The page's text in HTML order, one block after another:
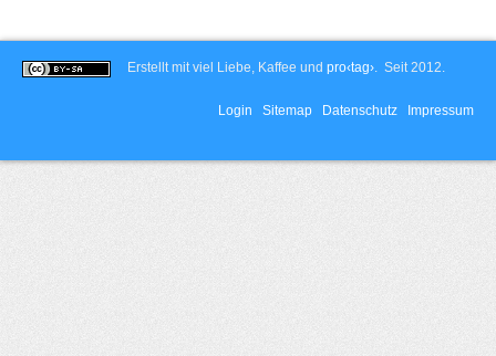
Erstellt mit viel Liebe, Kaffee und pro‹tag› . Seit 2012.
Login Sitemap Datenschutz Impressum